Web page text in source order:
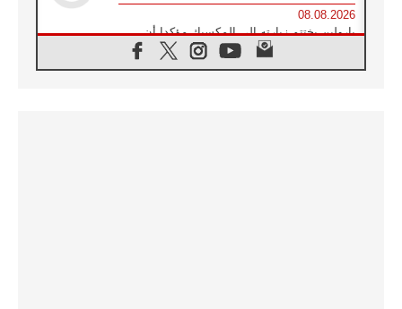
08.08.2026
بارولين يختتم زيارته إلى المكسيك مؤكدا أن
صناعة السلام تبدأ بالتعاطف مع ألم الآخر
07.08.2026